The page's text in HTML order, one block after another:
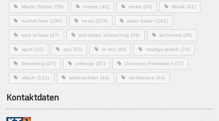
Martin Gruber (58) messe (40) mmkk(45) Musik (41)
nachrichten (280) news(126) peter kaiser(162)
sara schaar (47) sebastian schuschnig (38) sicherheit (36)
sport (52) spö (53) st.veit(49) stadtgespräch (74)
Streaming (47) umfrage (45) Unnützes Filmwissen (77)
villach (131) weihnachten (44) wörthersee (44)
Kontaktdaten